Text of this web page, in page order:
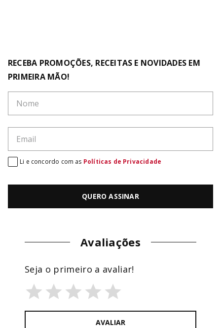
RECEBA PROMOÇÕES, RECEITAS E NOVIDADES EM
PRIMEIRA MÃO!
QUERO ASSINAR
Li e concordo com as Políticas de Privacidade
Avaliações
Seja o primeiro a avaliar!
AVALIAR